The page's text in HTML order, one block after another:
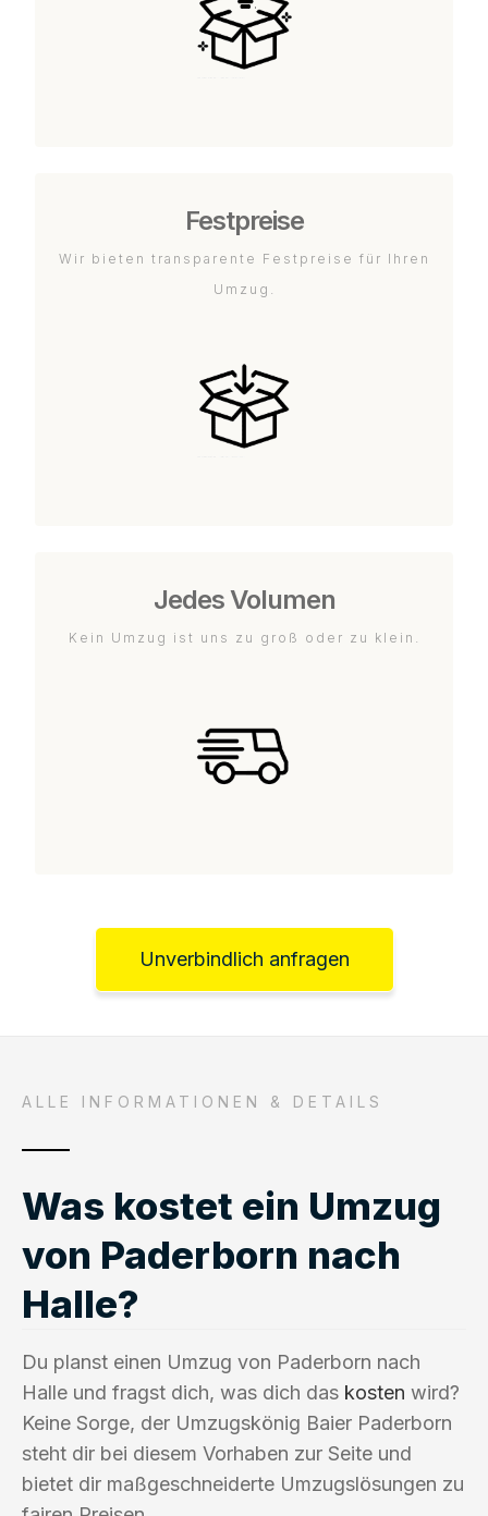
Festpreise
Wir bieten transparente Festpreise für Ihren
Umzug.
Jedes Volumen
Kein Umzug ist uns zu groß oder zu klein.
Unverbindlich anfragen
ALLE INFORMATIONEN & DETAILS
Was kostet ein Umzug
von Paderborn nach
Halle?
Du planst einen Umzug von Paderborn nach
Halle und fragst dich, was dich das kosten wird?
Keine Sorge, der Umzugskönig Baier Paderborn
steht dir bei diesem Vorhaben zur Seite und
bietet dir maßgeschneiderte Umzugslösungen zu